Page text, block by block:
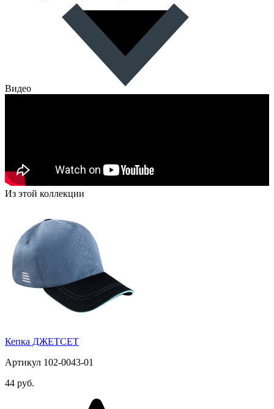
Видео
Из этой коллекции
Кепка ДЖЕТСЕТ
Артикул 102-0043-01
44 руб.